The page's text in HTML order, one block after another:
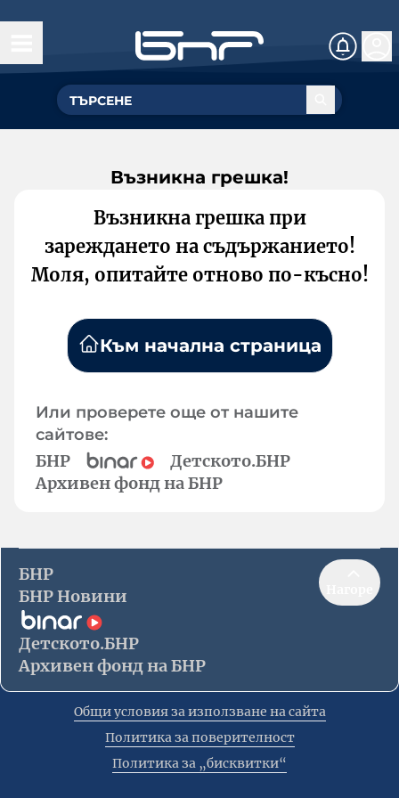
Възникна грешка!
Възникна грешка при
зареждането на съдържанието!
Моля, опитайте отново по-късно!
Към начална страница
Или проверете още от нашите
сайтове:
БНР
Детското.БНР
Архивен фонд на БНР
БНР
БНР Новини
Детското.БНР
Архивен фонд на БНР
Общи условия за използване на сайта
Политика за поверителност
Политика за „бисквитки“